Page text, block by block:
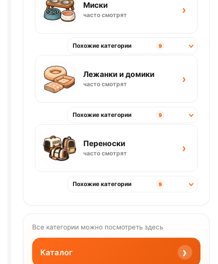
Миски
часто смотрят ›
Похожие категории 9
Лежанки и домики
часто смотрят ›
Похожие категории 9
Переноски
часто смотрят ›
Похожие категории 9
Все категории можно посмотреть здесь
Каталог ›